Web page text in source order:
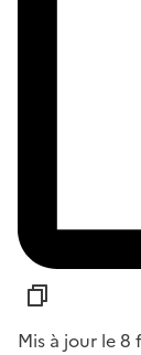
Mis à jour le 8